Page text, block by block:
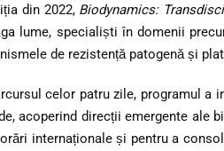
din 2022, Biodynamics:
lume, specialiști în domenii
de rezistență patogenă și
celor patru zile, programul a
acoperind direcții emergente ale
internaționale și pentru a